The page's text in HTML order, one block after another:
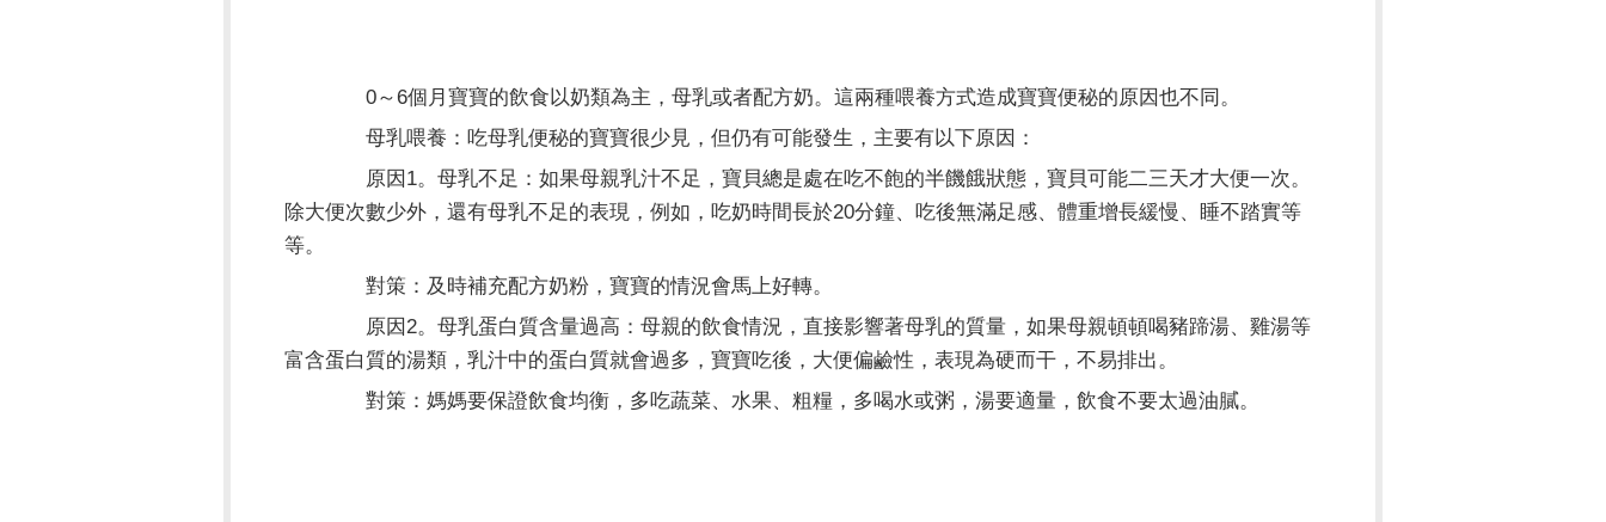
0～6個月寶寶的飲食以奶類為主，母乳或者配方奶。這兩種喂養方式造成寶寶便秘的原因也不同。
母乳喂養：吃母乳便秘的寶寶很少見，但仍有可能發生，主要有以下原因：
原因1。母乳不足：如果母親乳汁不足，寶貝總是處在吃不飽的半饑餓狀態，寶貝可能二三天才大便一次。
除大便次數少外，還有母乳不足的表現，例如，吃奶時間長於20分鐘、吃後無滿足感、體重增長緩慢、睡不踏實等
等。
對策：及時補充配方奶粉，寶寶的情況會馬上好轉。
原因2。母乳蛋白質含量過高：母親的飲食情況，直接影響著母乳的質量，如果母親頓頓喝豬蹄湯、雞湯等
富含蛋白質的湯類，乳汁中的蛋白質就會過多，寶寶吃後，大便偏鹼性，表現為硬而干，不易排出。
對策：媽媽要保證飲食均衡，多吃蔬菜、水果、粗糧，多喝水或粥，湯要適量，飲食不要太過油膩。